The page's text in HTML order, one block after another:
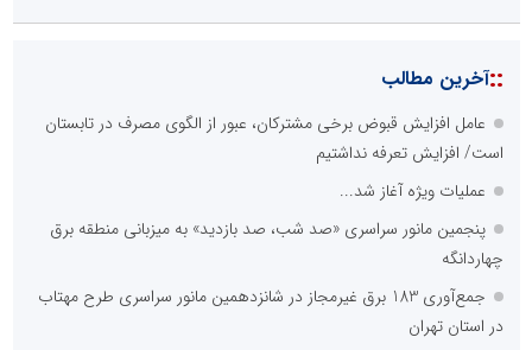
::آخرین مطالب
عامل افزایش قبوض برخی مشترکان، عبور از الگوی مصرف در تابستان
است/ افزایش تعرفه نداشتیم
عملیات ویژه آغاز شد...
پنجمین مانور سراسری «صد شب، صد بازدید» به میزبانی منطقه برق
چهاردانگه
جمع‌آوری 183 برق غیرمجاز در شانزدهمین مانور سراسری طرح مهتاب
در استان تهران